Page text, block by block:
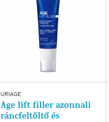
URIAGE
Age lift filler azonnali
ráncfeltöltő és